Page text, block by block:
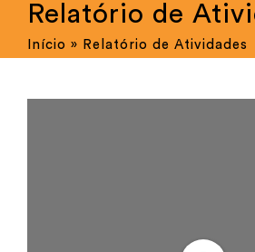
Relatório de
Início » Relatório de Atividades